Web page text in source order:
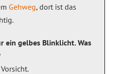
Gehweg, dort ist das
ein gelbes Blinklicht. Was